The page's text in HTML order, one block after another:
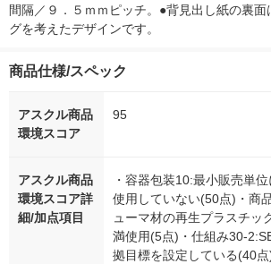
間隔／９．５ｍｍピッチ。●背見出し紙の裏
グを考えたデザインです。
商品仕様/スペック
アスクル商品
環境スコア
95
アスクル商品
環境スコア詳
細/加点項目
・容器包装10:最小販売単
使用していない(50点)・商
ューマ材の再生プラスチッ
満使用(5点)・仕組み30-
拠目標を設定している(40点